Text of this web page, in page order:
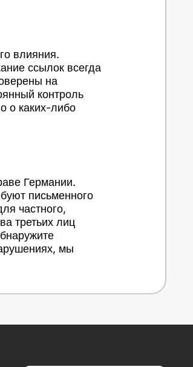
влияния.
ссылок всегда
на
контроль
о каких-либо
Германии.
письменного
частного,
третьих лиц
мы